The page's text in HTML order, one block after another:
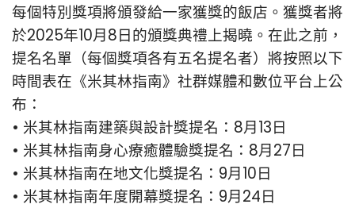
每個特別獎項將頒發給一家獲獎的飯店。獲獎者將
於2025年10月8日的頒獎典禮上揭曉。在此之前，
提名名單（每個獎項各有五名提名者）將按照以下
時間表在《米其林指南》社群媒體和數位平台上公
布：
• 米其林指南建築與設計獎提名：8月13日
• 米其林指南身心療癒體驗獎提名：8月27日
• 米其林指南在地文化獎提名：9月10日
• 米其林指南年度開幕獎提名：9月24日